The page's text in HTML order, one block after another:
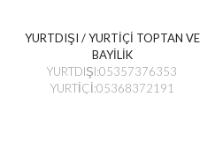
YURTDIŞI / YURTİÇİ TOPTAN VE
BAYİLİK
YURTDIŞI:05357376353
YURTİÇİ:05368372191